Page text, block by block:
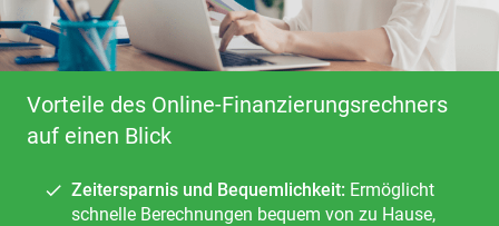
Vorteile des Online-Finanzierungsrechners
auf einen Blick
Zeitersparnis und Bequemlichkeit: Ermöglicht
schnelle Berechnungen bequem von zu Hause,